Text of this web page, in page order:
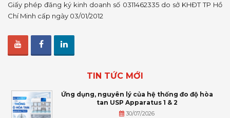
Giấy phép đăng ký kinh doanh số 0311462335 do sở KHĐT TP Hồ
Chí Minh cấp ngày 03/01/2012
TIN TỨC MỚI
Ứng dụng, nguyên lý của hệ thống đo độ hòa
tan USP Apparatus 1 & 2
30/07/2026